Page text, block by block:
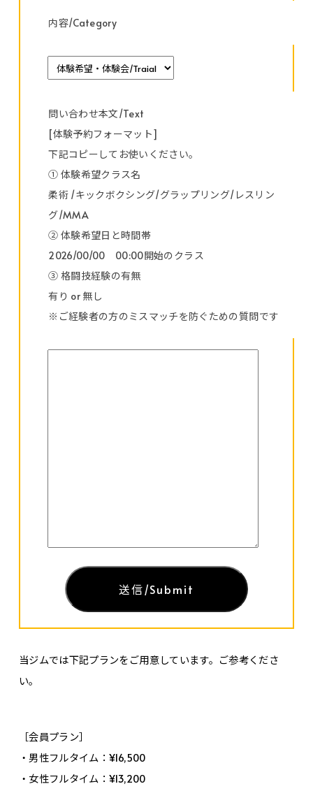
内容/Category
問い合わせ本文/Text
[体験予約フォーマット]
下記コピーしてお使いください。
① 体験希望クラス名
柔術 /キックボクシング/グラップリング/レスリン
グ/MMA
② 体験希望日と時間帯
2026/00/00 00:00開始のクラス
③ 格闘技経験の有無
有り or 無し
※ご経験者の方のミスマッチを防ぐための質問です
当ジムでは下記プランをご用意しています。ご参考くださ
い。
［会員プラン］
・男性フルタイム：¥16,500
・女性フルタイム：¥13,200